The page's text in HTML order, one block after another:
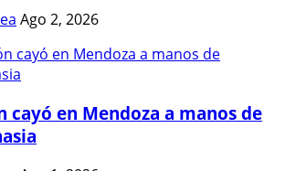
Ago 2, 2026
cayó en Mendoza a manos de